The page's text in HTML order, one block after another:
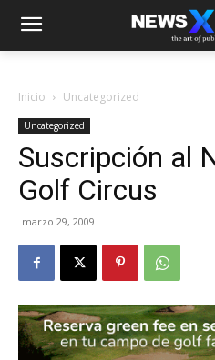
Inicio Uncategorized
Uncategorized
Suscripción al
Golf Circus
marzo 29, 2009